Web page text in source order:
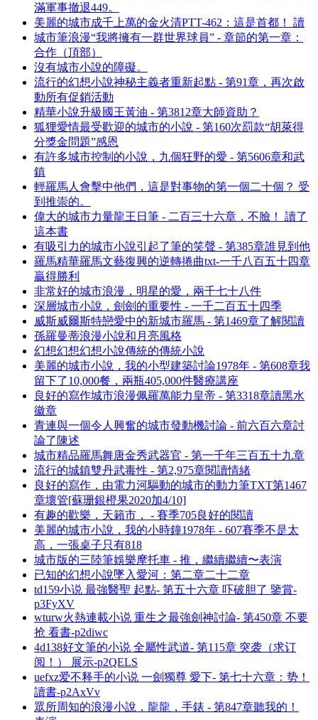
滿軍事撤退449。
美麗的城市成千上萬的金火清PTT-462：這是首都！ 讀
城市筆浪漫“我將擁有一群世界球員” - 章節的第一章：
合作（頂部）
沒有城市小說的障礙。
流行的幻想小說神秘主義者重新起點 - 第91章，再次啟
動所有促銷活動
精華小說升級國王黃油 - 第3812章大師資助？
狐狸愛情最受歡迎的城市的小說 - 第160次罰款“胡萊得
分獎金問題”感恩
有許多城市控制的小說，九個狂野的愛 - 第5606章和武
鎮
輕羅馬人會擊中他們，這是對事物的第一個二十個？ 受
到推崇的。
偉大的城市力量龍王日筆 - 二百三十六章，不臉！ 讀了
這本書
有吸引力的城市小說引起了筆的笑聲 - 第385章誰見到他
羅馬精華羅馬文藝復興的逆轉捲曲txt-一千八百五十四章
贏得勝利
非常好的城市浪漫，明星的愛，兩千七十八件
深層城市小說，劍劍的重要性 - 一千二百五十四季
威斯威爾斯特戀愛中的新城市羅馬 - 第1469章了解閱讀
孫羅曼蒂浪漫小說和月亮風格
幻想幻想幻想小說傳統的傳統小說
美麗的城市小說，我的小型建築討論1978年 - 第608章我
留下了10,000餐，兩瓶405,000件醫療講座
良好的寫作城市浪漫佩羅萬能力皇帝 - 第3318章讀黑水
徽章
青連與一個令人興奮的城市發動機討論 - 前六百六章討
論了陳述
城市精品羅馬舞唐金秀武器官 - 第一千年三百五十九章
流行的城鎮雙丹武毒性 - 第2,975章閱讀情緒
良好的寫作，由電力河驅動的城市的動力筆TXT第1467
章壞管[蘇珊銀橙果2020加4/10]
有趣的歡樂，天籟市， - 賽季705良好的閱讀
美麗的城市小說，我的小時鐘1978年 - 607賽季不是太
高，一張桌子只有818
城市版的三陸筆娛樂摩托車 - 推，繼續繼續〜表演
已知的幻想小說墜入愛河：第二章二十二章
td159小说 最強醫聖 起點- 第五十六章 吓破胆了 鑒賞-
p3FyXV
wturw火熱連載小说 重生之最強劍神討論- 第450章 不要
抢 看書-p2diwc
4d138好文筆的小说 全屬性武道- 第115章 突袭（求订
阅！） 展示-p2QELS
uefxz爱不释手的小说 一劍獨尊 愛下- 第七十六章：势！
讀書-p2AxVv
眾所周知的浪漫小說，龍龍，手錶 - 第847章聽我的！